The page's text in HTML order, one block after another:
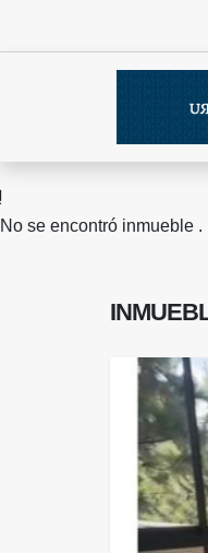
No se encontró inmueble .